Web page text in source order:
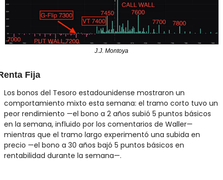
J.J. Montoya
Fija
Los bonos del Tesoro estadounidense mostraron un
comportamiento mixto esta semana: el tramo corto tuvo un
peor rendimiento —el bono a 2 años subió 5 puntos básicos
en la semana, influido por los comentarios de Waller—
mientras que el tramo largo experimentó una subida en
precio —el bono a 30 años bajó 5 puntos básicos en
rentabilidad durante la semana—.